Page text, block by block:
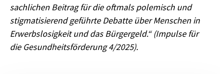
sachlichen Beitrag für die oftmals polemisch und
stigmatisierend geführte Debatte über Menschen in
Erwerbslosigkeit und das Bürgergeld.“ (Impulse für
die Gesundheitsförderung 4/2025).